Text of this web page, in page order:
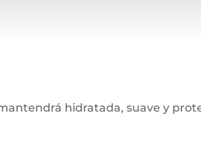
hidratada, suave y